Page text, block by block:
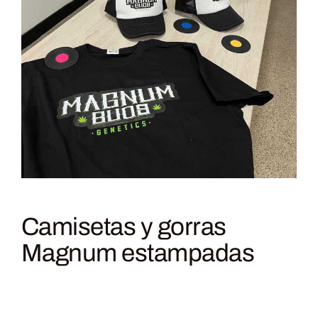
Camisetas y gorras
Magnum estampadas